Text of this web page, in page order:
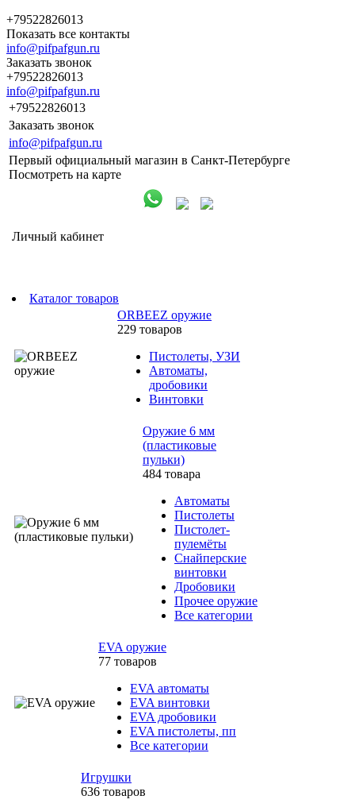
+79522826013
Показать все контакты
info@pifpafgun.ru
Заказать звонок
+79522826013
info@pifpafgun.ru
+79522826013
Заказать звонок
info@pifpafgun.ru
Первый официальный магазин в Санкт-Петербурге
Посмотреть на карте
Личный кабинет
Каталог товаров
ORBEEZ оружие
229 товаров
Пистолеты, УЗИ
Автоматы,
дробовики
Винтовки
Оружие 6 мм
(пластиковые
пульки)
484 товара
Автоматы
Пистолеты
Пистолет-
пулемёты
Снайперские
винтовки
Дробовики
Прочее оружие
Все категории
EVA оружие
77 товаров
EVA автоматы
EVA винтовки
EVA дробовики
EVA пистолеты, пп
Все категории
Игрушки
636 товаров